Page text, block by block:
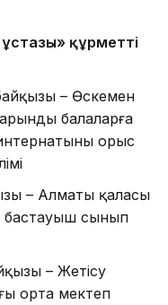
ұстазы» құрметті
– Өскемен
балаларға
орыс
– Алматы қаласы
бастауыш сынып
– Жетісу
орта мектеп